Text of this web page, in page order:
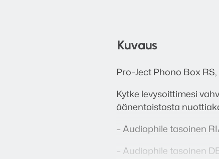
Kuvaus
Pro-Ject Phono Box
Kytke levysoittimesi
äänentoistosta
– Audiophile tasoinen
– Audiophile tasoinen